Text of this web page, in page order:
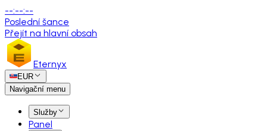
--:--:--
Poslední šance
Přejít na hlavní obsah
Eternyx
EUR
Navigační menu
Služby
Panel